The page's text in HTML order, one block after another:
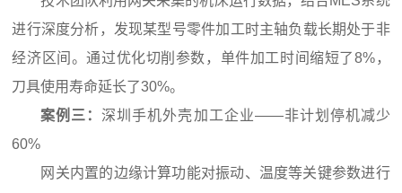
进行深度分析，发现某型号零件加工时主轴负载长期处于非
经济区间。通过优化切削参数，单件加工时间缩短了8%，
刀具使用寿命延长了30%。
案例三：深圳手机外壳加工企业——非计划停机减少
60%
网关内置的边缘计算功能对振动、温度等关键参数进行